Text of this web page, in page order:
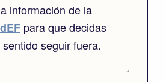
información de la
para que decidas
seguir fuera.